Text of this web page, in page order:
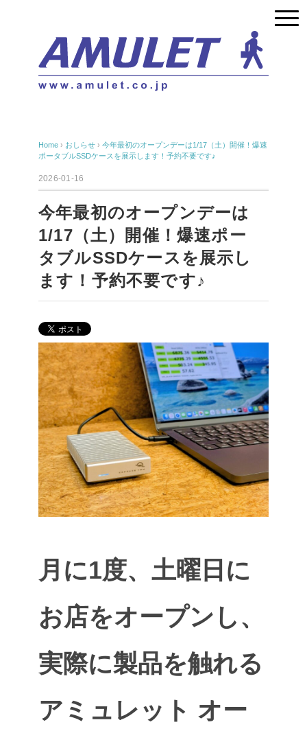
Home › おしらせ › 今年最初のオープンデーは1/17（土）開催！爆速
ポータブルSSDケースを展示します！予約不要です♪
2026-01-16
今年最初のオープンデーは
1/17（土）開催！爆速ポー
タブルSSDケースを展示し
ます！予約不要です♪
月に1度、土曜日に
お店をオープンし、
実際に製品を触れる
アミュレット オー